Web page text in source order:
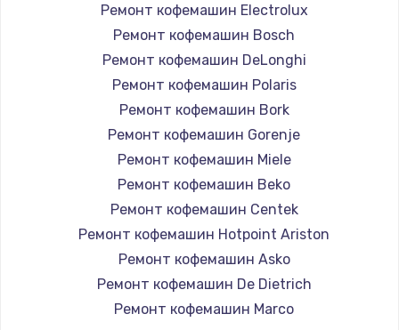
Ремонт кофемашин Electrolux
Ремонт кофемашин Bosch
Ремонт кофемашин DeLonghi
Ремонт кофемашин Polaris
Ремонт кофемашин Bork
Ремонт кофемашин Gorenje
Ремонт кофемашин Miele
Ремонт кофемашин Beko
Ремонт кофемашин Centek
Ремонт кофемашин Hotpoint Ariston
Ремонт кофемашин Asko
Ремонт кофемашин De Dietrich
Ремонт кофемашин Marco